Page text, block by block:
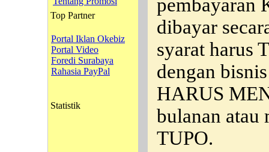
Top Partner
Portal Iklan Okebiz
Portal Video
Foredi Surabaya
Rahasia PayPal
Statistik
pembayaran
dibayar
syarat harus
dengan
HARUS
bulanan atau
TUPO.